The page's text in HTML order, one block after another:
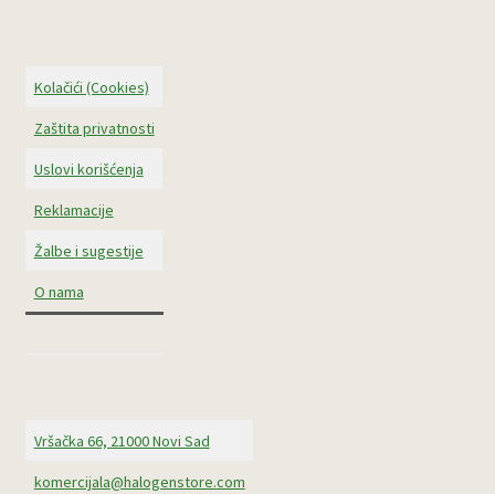
Kolačići (Cookies)
Zaštita privatnosti
Uslovi korišćenja
Reklamacije
Žalbe i sugestije
O nama
Vršačka 66, 21000 Novi Sad
komercijala@halogenstore.com